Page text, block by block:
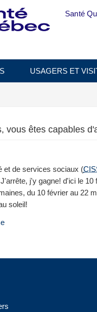
Santé
USAGERS ET
vous êtes capables
et de services sociaux (
j'y gagne! d'ici le
du 10 février au 22
soleil!